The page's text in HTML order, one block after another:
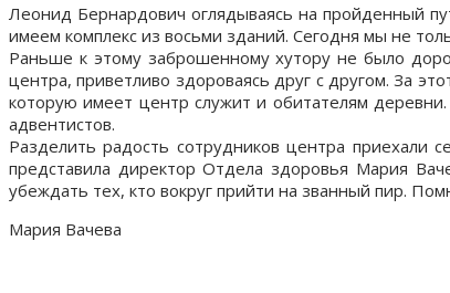
Леонид Бернардович оглядываясь на пройденный
имеем комплекс из восьми зданий. Сегодня мы не
Раньше к этому заброшенному хутору не было
центра, приветливо здороваясь друг с другом. За
которую имеет центр служит и обитателям
адвентистов.
Разделить радость сотрудников центра
представила директор Отдела здоровья Мария
убеждать тех, кто вокруг прийти на званный пир.
Мария Вачева